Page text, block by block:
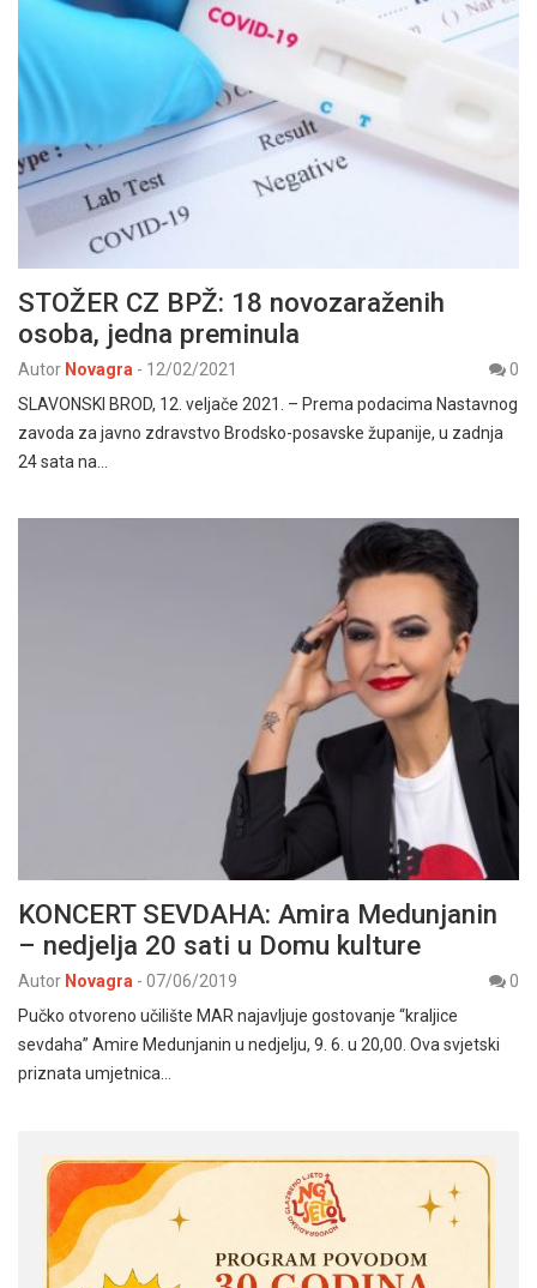
STOŽER CZ BPŽ: 18 novozaraženih
osoba, jedna preminula
Autor Novagra - 12/02/2021
0
SLAVONSKI BROD, 12. veljače 2021. – Prema podacima Nastavnog
zavoda za javno zdravstvo Brodsko-posavske županije, u zadnja
24 sata na…
KONCERT SEVDAHA: Amira Medunjanin
– nedjelja 20 sati u Domu kulture
Autor Novagra - 07/06/2019
0
Pučko otvoreno učilište MAR najavljuje gostovanje “kraljice
sevdaha” Amire Medunjanin u nedjelju, 9. 6. u 20,00. Ova svjetski
priznata umjetnica…